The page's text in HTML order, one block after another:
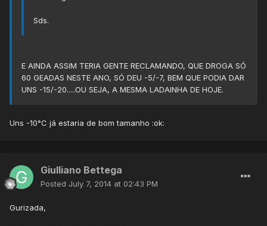
Sds.
E AINDA ASSIM TERIA GENTE RECLAMANDO, QUE DROGA SÓ
60 GEADAS NESTE ANO, SÓ DEU -5/-7, BEM QUE PODIA DAR
UNS -15/-20.....OU SEJA, A MESMA LADAINHA DE HOJE.
Uns -10°C já estaria de bom tamanho :ok:
Giulliano Bettega
Posted July 7, 2014 at 02:43 PM
Gurizada,